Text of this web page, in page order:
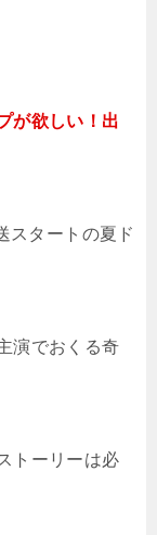
が欲しい！出
スタートの夏ド
演でおくる奇
トーリーは必